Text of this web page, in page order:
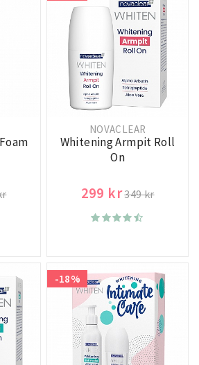
NOVACLEAR
Whitening Armpit Roll
On
299 kr349 kr
-18%